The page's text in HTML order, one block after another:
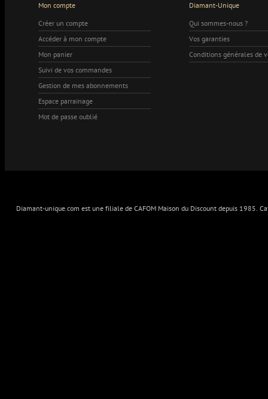
Mon compte
Créer un compte
Accéder à mon compte
Mon panier
Suivi de vos commandes
Gestion de mes abonnements
Espace parrainage
Mot de passe oublié
Diamant-Unique
Qui sommes-nous ?
Vos garanties
Conditions générales de
Diamant-unique.com est une filiale de CAFOM Maison du Discount depuis 1985.